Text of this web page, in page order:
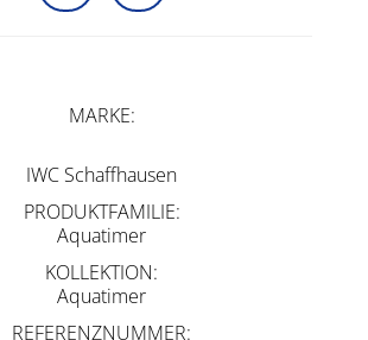
MARKE
IWC Schaffhausen
PRODUKTFAMILIE
Aquatimer
KOLLEKTION
Aquatimer
REFERENZNUMMER